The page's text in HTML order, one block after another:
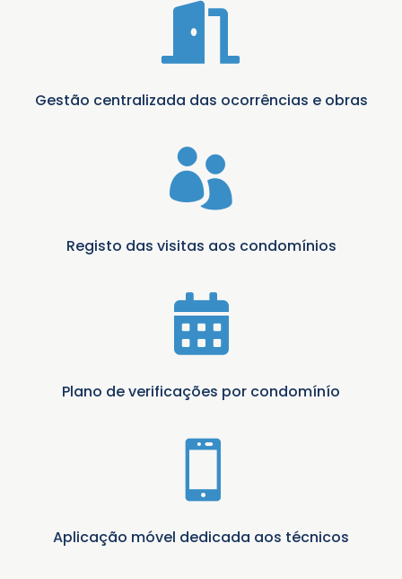

Gestão centralizada das ocorrências e obras

Registo das visitas aos condomínios

Plano de verificações por condomínío

Aplicação móvel dedicada aos técnicos